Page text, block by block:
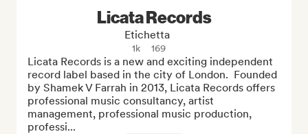
Licata Records
Etichetta
1k 169
Licata Records is a new and exciting independent
record label based in the city of London.  Founded
by Shamek V Farrah in 2013, Licata Records offers
professional music consultancy, artist
management, professional music production,
professi...